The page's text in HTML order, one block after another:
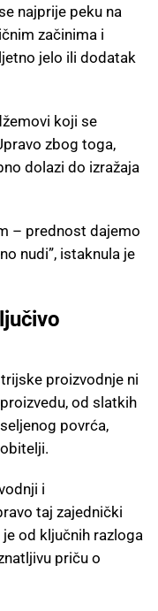
najprije peku na
začinima i
jelo ili dodatak
koji se
zbog toga,
dolazi do izražaja
– prednost dajemo
nudi”, istaknula je
proizvodnje ni
od slatkih
povrća,
i
taj zajednički
od ključnih razloga
priču o